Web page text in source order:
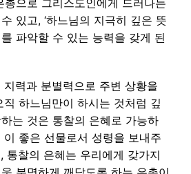
으로 그리스도인에게 드러나는
있고, ‘하느님의 지극히 깊은 뜻
파악할 수 있는 능력을 갖게 된
력과 분별력으로 주변 상황을
하느님만이 하시는 것처럼 깊
는 것은 통찰의 은혜로 가능하
좋은 선물로서 성령을 보내주
통찰의 은혜는 우리에게 갖가지